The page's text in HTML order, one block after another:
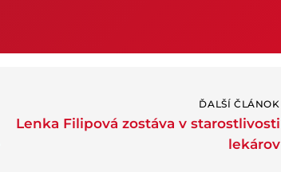
ĎALŠÍ ČLÁNOK
Lenka Filipová zostáva v starostlivosti
lekárov